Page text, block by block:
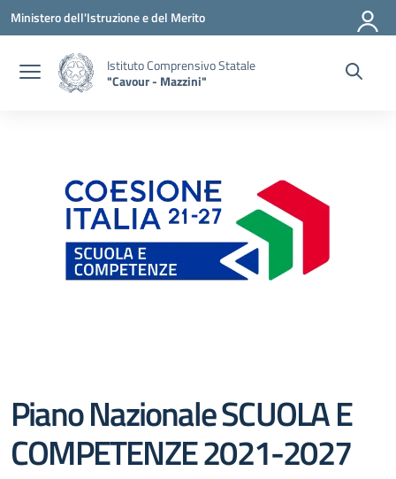
Vai ai contenuti
Vai al menu di navigazione
Vai al footer
Ministero dell'Istruzione e del Merito
Istituto Comprensivo Statale
"Cavour - Mazzini"
Piano Nazionale SCUOLA E
COMPETENZE 2021-2027